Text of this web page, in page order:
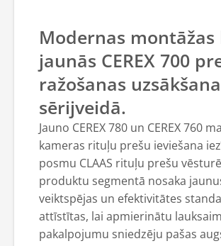
Modernas montāžas
jaunās CEREX 700
ražošanas
sērijveidā.
Jauno CEREX 780 un CEREX 760
kameras rituļu prešu ieviešana
posmu CLAAS rituļu prešu
produktu segmentā nosaka
veiktspējas un efektivitātes
attīstītas, lai apmierinātu
pakalpojumu sniedzēju pašas